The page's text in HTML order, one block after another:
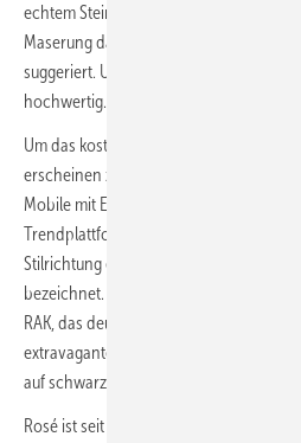
echtem Stein an der Wand und Möbeln
Maserung davor platziert kann man
suggeriert. Unaufgeregt,
hochwertig.
Um das kostbare Bad-Ambiente nicht
erscheinen zu lassen, wird das
Mobile mit Elementen aus Wiener
Trendplattform „Pop up my Bath­room“
Stilrichtung ebenso folgerichtig wie
bezeichnet. Allerdings überlassen wir
RAK, das deutsche Unternehmen
extravaganten
auf schwarz-grünen Marmorblöcken.
Rosé ist seit gut zehn Jahren dauerhaft